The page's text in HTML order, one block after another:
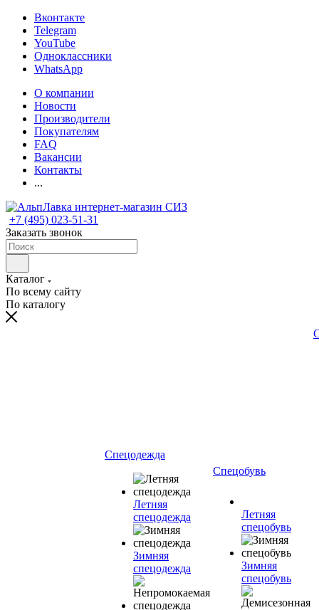
Вконтакте
Telegram
YouTube
Одноклассники
WhatsApp
О компании
Новости
Производители
Покупателям
FAQ
Вакансии
Контакты
...
+7 (495) 023-51-31
Заказать звонок
Каталог
По всему сайту
По каталогу
Спецодежда
Летняя
спецодежда
Зимняя
спецодежда
Спецобувь
Летняя
спецобувь
Зимняя
спецобувь